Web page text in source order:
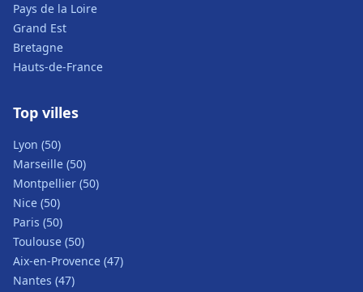
Pays de la Loire
Grand Est
Bretagne
Hauts-de-France
Top villes
Lyon (50)
Marseille (50)
Montpellier (50)
Nice (50)
Paris (50)
Toulouse (50)
Aix-en-Provence (47)
Nantes (47)